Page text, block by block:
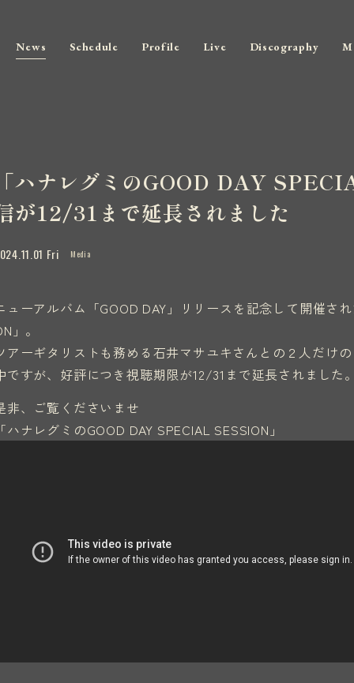
News Schedule Profile Live Discography
「ハナレグミのGOOD DAY
が12/31まで延長されました
Fri Media
ューアルバム「GOOD DAY」リリースを記念して開催さ
」。
アーギタリストも務める石井マサユキさんとの２人だけ
ですが、好評につき視聴期限が12/31まで延長されました
非、ご覧くださいませ
「ハナレグミのGOOD DAY SPECIAL SESSION」